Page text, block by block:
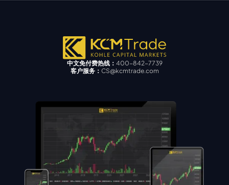
中文免付费热线： 400-842-7739
客户服务： CS@kcmtrade.com